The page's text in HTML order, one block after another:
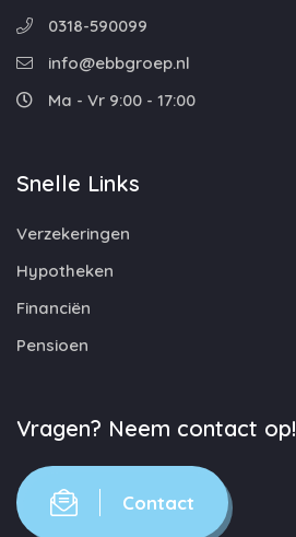
0318-590099
info@ebbgroep.nl
Ma - Vr 9:00 - 17:00
Snelle Links
Verzekeringen
Hypotheken
Financiën
Pensioen
Vragen? Neem contact op!
Contact